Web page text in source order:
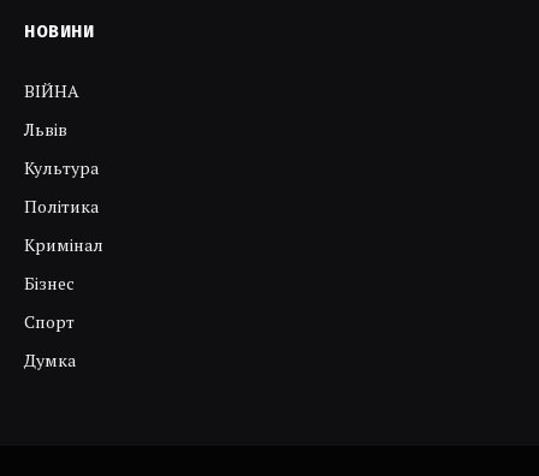
НОВИНИ
ВІЙНА
Львів
Культура
Політика
Кримінал
Бізнес
Спорт
Думка